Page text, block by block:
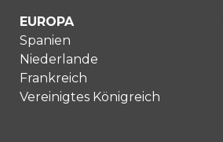
EUROPA
Spanien
Niederlande
Frankreich
Vereinigtes Königreich